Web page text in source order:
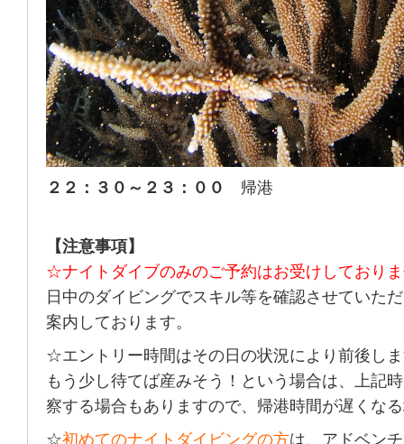
２２：３０～２３：００ 帰港
【注意事項】
☆ナイトダイブのみのご予約はお受けしており
日中のダイビングでスキル等を確認させていた
案内しております。
☆エントリー時間はその日の状況により前後し
もう少し待てば産みそう！という場合は、上記
察する場合もありますので、帰港時間が遅くな
☆初めてのナイトダイビングの方は、アドベン